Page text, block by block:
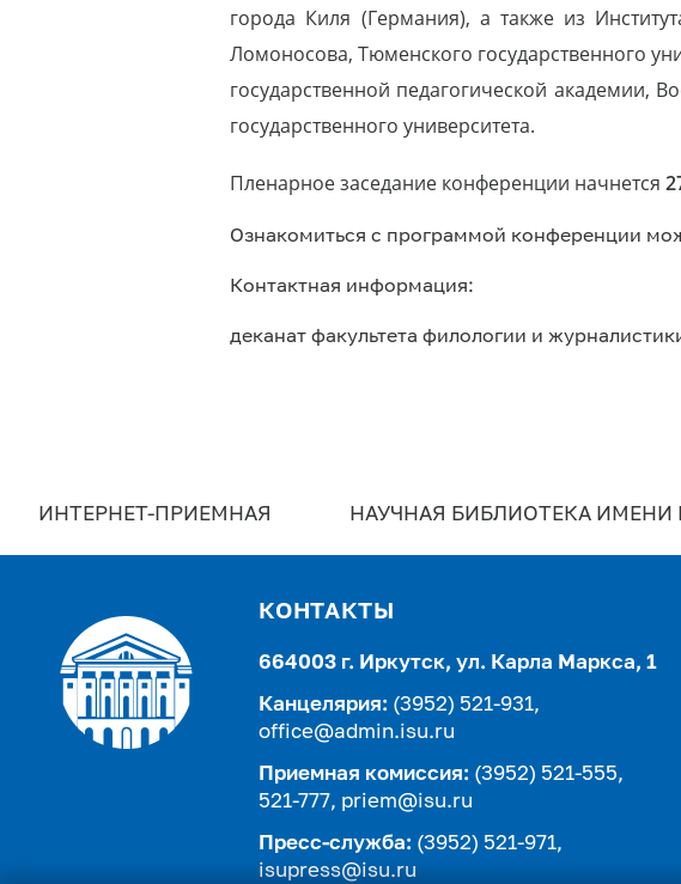
города Киля (Германия), а также из
Ломоносова, Тюменского государственного
государственной педагогической академии,
государственного университета.
Пленарное заседание конференции начнется
Ознакомиться с программой конференции
Контактная информация:
деканат факультета филологии и
ИНТЕРНЕТ-ПРИЕМНАЯ НАУЧНАЯ БИБЛИОТЕКА ИМЕНИ
КОНТАКТЫ
664003 г. Иркутск, ул. Карла Маркса, 1
Канцелярия: (3952) 521-931,
office@admin.isu.ru
Приемная комиссия: (3952) 521-555,
521-777, priem@isu.ru
Пресс-служба: (3952) 521-971,
isupress@isu.ru